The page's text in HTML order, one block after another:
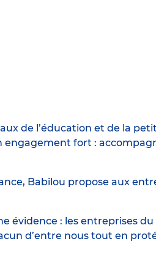
de l’éducation et de la
engagement fort :
Babilou propose aux
évidence : les entreprises
d’entre nous tout en